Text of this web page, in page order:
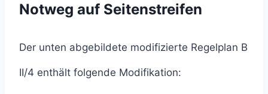
Notweg auf Seitenstreifen
Der unten abgebildete modifizierte Regelplan B
II/4 enthält folgende Modifikation: